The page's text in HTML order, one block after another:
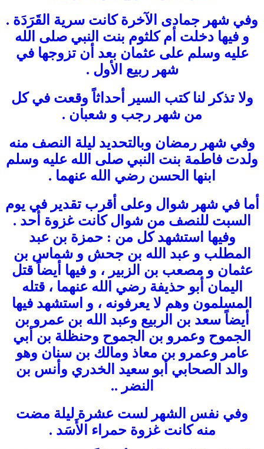
وفي شهر جمادى الآخرة كانت سرية القَرَدَة .
و فيها دخلت أم كلثوم بنت النبي صلى الله
عليه وسلم على عثمان بعد أن تزوجها في
شهر ربيع الأول .
ولا تذكر لنا كتب السير أحداثاً وقعت في كل
من شهر رجب و شعبان .
وفي شهر رمضان وبالتحديد ليلة النصف منه
ولدت فاطمة بنت النبي صلى الله عليه وسلم
ابنها الحسن رضي الله عنهما .
أما في شهر شوال وعلى أقرب تقدير في يوم
السبت للنصف من شوال كانت غزوة أحد .
وفيها استشهد كل من : حمزة بن عبد
المطلب و عبد الله بن جحش و شماس بن
عثمان و مصعب بن الزبير ، و فيها أيضاً قتل
اليمان أبو حذيفة رضي الله عنهما ، قتله
المسلمون وهم لا يعرفونه ، و استشهد فيها
أيضاً سعد بن الربيع وعبد الله بن عمرو بن
الجموح وعمرو بن الجموح وحنظلة بن أبي
عامر وعمرو بن معاذ ومالك بن سنان وهو
والد الصحابي أبو سعيد الخدري وأنس بن
النضر ..
وفي نفس الشهر لست عشرة ليلة مضت
منه كانت غزوة حمراء الأَسَد .